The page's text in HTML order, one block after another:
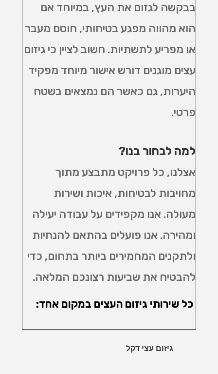
בבקשה לגזום את העץ, במיוחד אם
הוא מהווה מפגע בטיחותי, חוסם מעבר
או מפריע לתשתיות. חשוב לציין כי גיזום
עצים מוגנים דורש אישור מיוחד מפקיד
היערות, גם כאשר הם נמצאים בשטח
פרטי.
למה לבחור בנו?
אצלנו, כל פרויקט מתבצע מתוך
מחויבות לבטיחות, איכות ושירות
מעולה. אנו מקפידים על עבודה יעילה
ומהירה. אנו פועלים בהתאם להנחיות
ולתקנים המחמירים ביותר בתחום, כדי
להבטיח את שביעות רצונכם המלאה.
כל שירותי גיזום העצים במקום אחד:
גיזום עצי דקל